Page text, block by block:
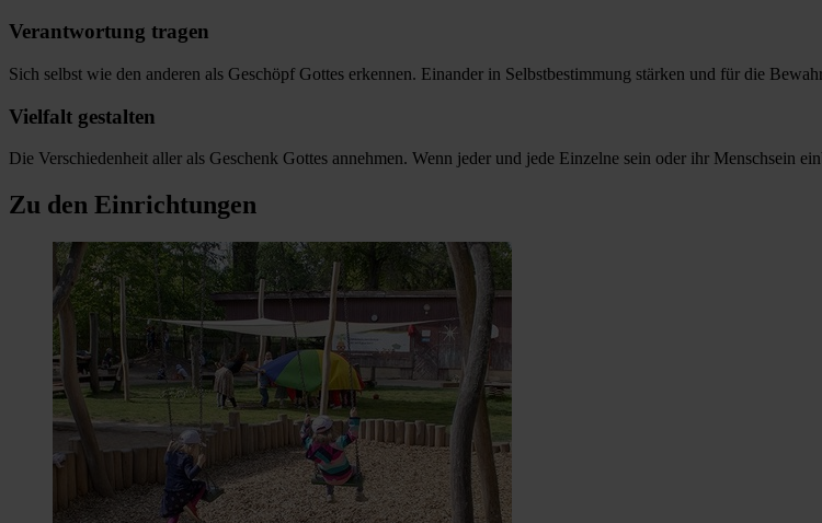
Verantwortung tragen
Sich selbst wie den anderen als Geschöpf Gottes erkennen. Einander in Selbstbestimmung stärken und für die
Vielfalt gestalten
Die Verschiedenheit aller als Geschenk Gottes annehmen. Wenn jeder und jede Einzelne sein oder ihr Menschsein
Zu den Einrichtungen